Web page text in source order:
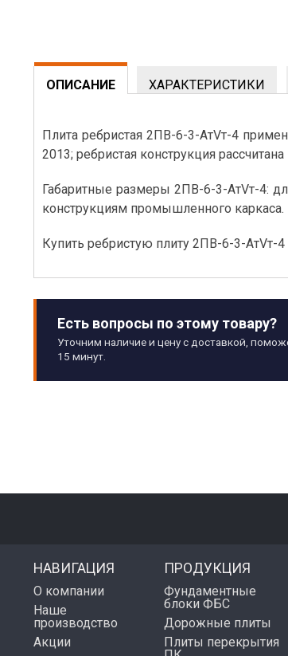
ОПИСАНИЕ ХАРАКТЕРИСТИКИ
Плита ребристая 2ПВ-6-3-АтVт-4
2013; ребристая конструкция
Габаритные размеры 2ПВ-6-3-АтVт-4:
конструкциям промышленного каркаса.
Купить ребристую плиту 2ПВ-6-3-АтVт-
Есть вопросы по этому товару?
Уточним наличие и цену с доставкой,
15 минут.
НАВИГАЦИЯ
О компании
Наше
производство
Акции
ПРОДУКЦИЯ
Фундаментные
блоки ФБС
Дорожные плиты
Плиты перекрытия